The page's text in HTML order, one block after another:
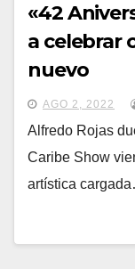
«42
a celebrar
nuevo
AGO 2, 2022
Alfredo Rojas
Caribe Show
artística